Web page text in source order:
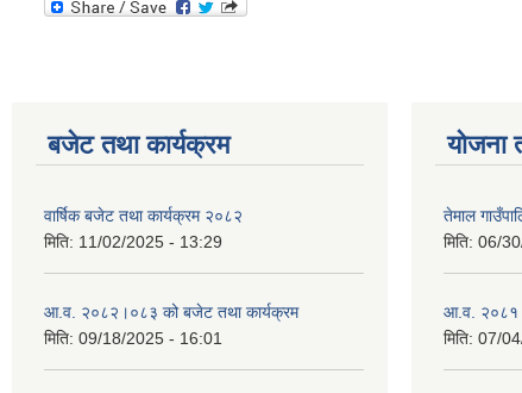
बजेट तथा कार्यक्रम
वार्षिक बजेट तथा कार्यक्रम २०८२
मिति: 11/02/2025 - 13:29
आ.व. २०८२।०८३ को बजेट तथा कार्यक्रम
मिति: 09/18/2025 - 16:01
योजना
तेमाल
मिति: 06/
आ.व.
मिति: 07/